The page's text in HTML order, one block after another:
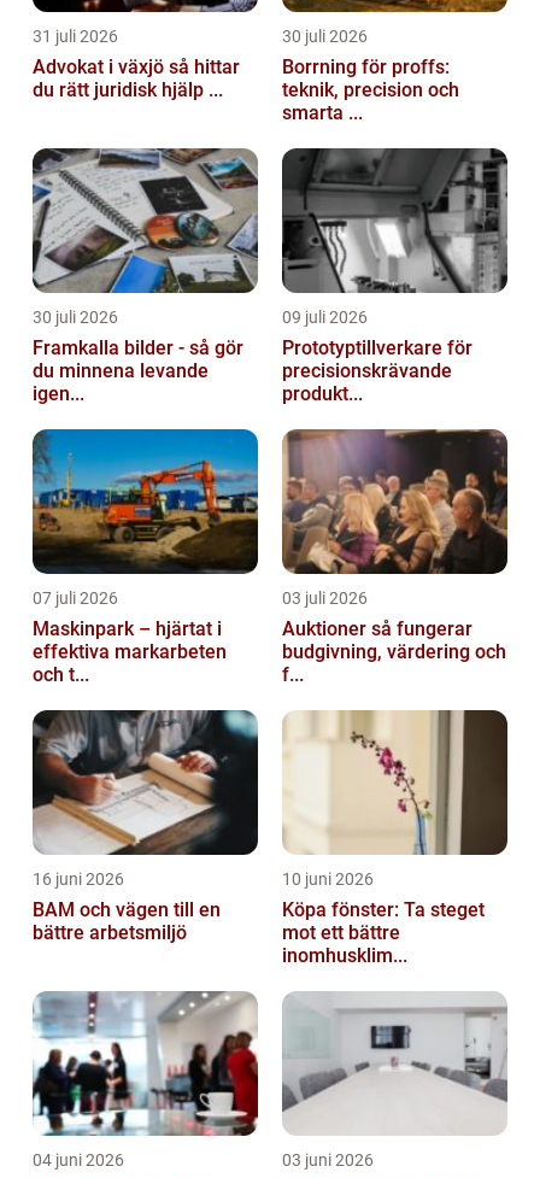
31 juli 2026
Advokat i växjö så hittar
du rätt juridisk hjälp ...
30 juli 2026
Borrning för proffs:
teknik, precision och
smarta ...
30 juli 2026
Framkalla bilder - så gör
du minnena levande
igen...
09 juli 2026
Prototyptillverkare för
precisionskrävande
produkt...
07 juli 2026
Maskinpark – hjärtat i
effektiva markarbeten
och t...
03 juli 2026
Auktioner så fungerar
budgivning, värdering och
f...
16 juni 2026
BAM och vägen till en
bättre arbetsmiljö
10 juni 2026
Köpa fönster: Ta steget
mot ett bättre
inomhusklim...
04 juni 2026 03 juni 2026